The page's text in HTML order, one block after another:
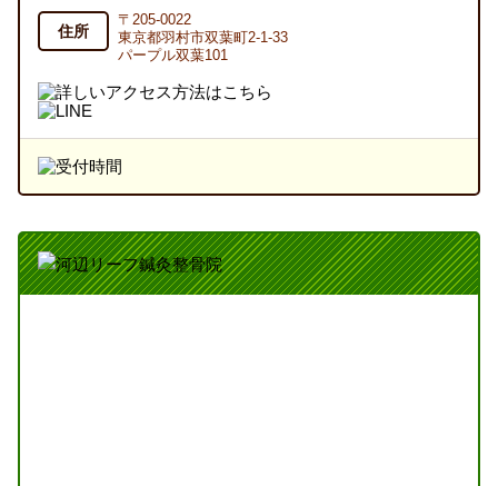
住所
〒205-0022
東京都羽村市双葉町2-1-33
パープル双葉101